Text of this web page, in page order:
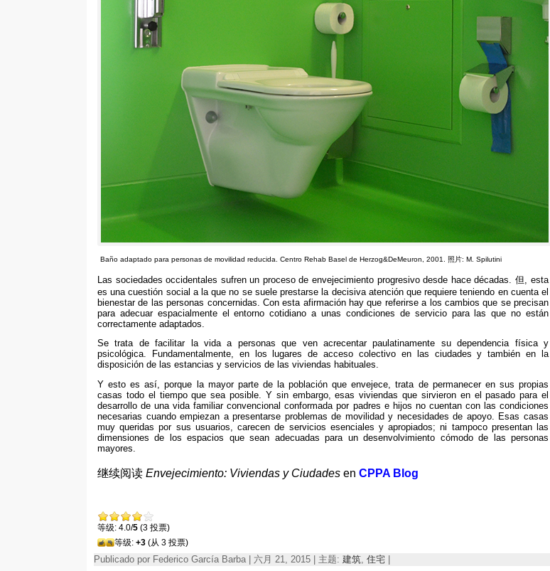
Baño adaptado para personas de movilidad reducida Centro Rehab Basel de Herzog&DeMeuron, 2001. 照片: M Spilutini
Las sociedades occidentales sufren un proceso de envejecimiento progresivo desde hace décadas . 但,esta
es una cuestión social a la que no se suele prestarse la decisiva atención que requiere teniendo en cuenta el
bienestar de las personas concernidas Con esta afirmación hay que referirse a los cambios que se precisan
para adecuar espacialmente el entorno cotidiano a unas condiciones de servicio para las que no están
correctamente adaptados
Se trata de facilitar la vida a personas que ven acrecentar paulatinamente su dependencia física y
psicológica. Fundamentalmente, en los lugares de acceso colectivo en las ciudades y también en la
disposición de las estancias y servicios de las viviendas habituales.
Y esto es así,porque la mayor parte de la población que envejece,trata de permanecer en sus propias
casas todo el tiempo que sea posible. Y sin embargo,esas viviendas que sirvieron en el pasado para el
desarrollo de una vida familiar convencional conformada por padres e hijos no cuentan con las condiciones
necesarias cuando empiezan a presentarse problemas de movilidad y necesidades de apoyo. Esas casas
muy queridas por sus usuarios,carecen de servicios esenciales y apropiados;ni tampoco presentan las
dimensiones de los espacios que sean adecuadas para un desenvolvimiento cómodo de las personas
mayores.
继续阅读 Envejecimiento: Viviendas y Ciudades en CPPA Blog
等级: 4.0/5 (3 投票)
等级: +3 (从 3 投票)
Publicado por Federico García Barba | 六月 21, 2015 | 主题: 建筑 住宅